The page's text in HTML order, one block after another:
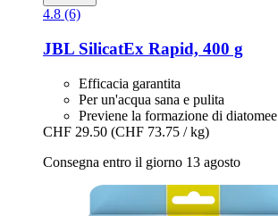
4.8 (6)
JBL SilicatEx Rapid, 400 g
Efficacia garantita
Per un'acqua sana e pulita
Previene la formazione di diatomee
CHF 29.50 (CHF 73.75 / kg)
Consegna entro il giorno 13 agosto